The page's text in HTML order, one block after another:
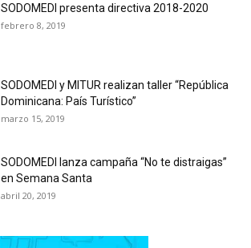
SODOMEDI presenta directiva 2018-2020
febrero 8, 2019
SODOMEDI y MITUR realizan taller “República
Dominicana: País Turístico”
marzo 15, 2019
SODOMEDI lanza campaña “No te distraigas”
en Semana Santa
abril 20, 2019